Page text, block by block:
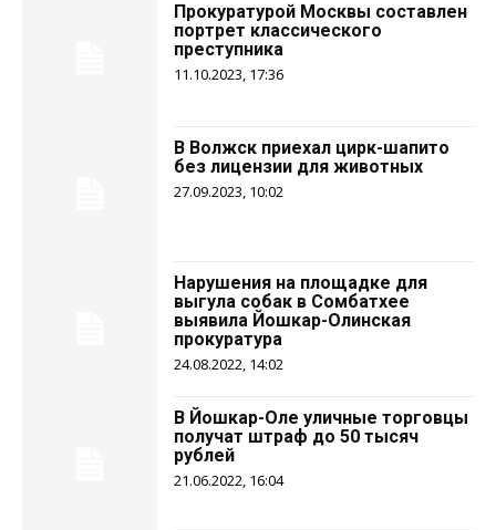
Прокуратурой Москвы составлен
портрет классического
преступника
11.10.2023, 17:36
В Волжск приехал цирк-шапито
без лицензии для животных
27.09.2023, 10:02
Нарушения на площадке для
выгула собак в Сомбатхее
выявила Йошкар-Олинская
прокуратура
24.08.2022, 14:02
В Йошкар-Оле уличные торговцы
получат штраф до 50 тысяч
рублей
21.06.2022, 16:04